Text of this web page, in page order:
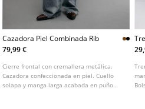
Cazadora Piel Combinada Rib
79,99 €
Cierre frontal con cremallera metálica.
Cazadora confeccionada en piel. Cuello
solapa y manga larga acabada en puño